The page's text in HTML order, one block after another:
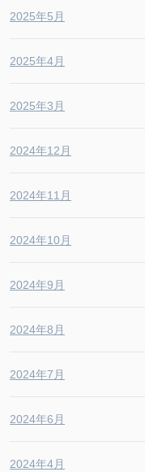
2025年5月
2025年4月
2025年3月
2024年12月
2024年11月
2024年10月
2024年9月
2024年8月
2024年7月
2024年6月
2024年4月